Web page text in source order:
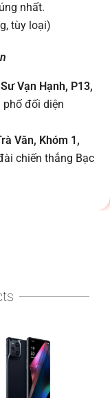
nhất.
tùy loại)
Vạn Hạnh, P13,
phố đối diện
Văn, Khóm 1,
chiến thắng Bạc